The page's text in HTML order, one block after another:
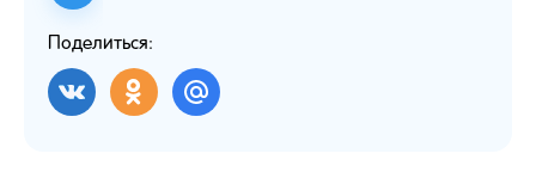
Поделиться: